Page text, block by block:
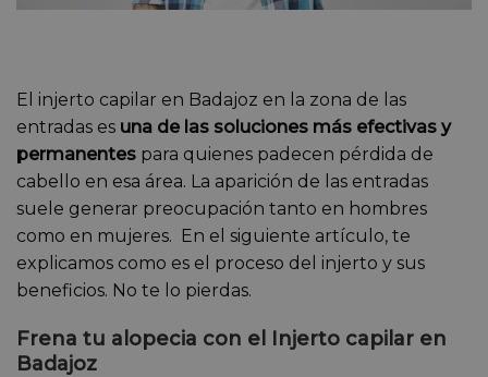
El injerto capilar en Badajoz en la zona de las
entradas es una de las soluciones más efectivas y
permanentes para quienes padecen pérdida de
cabello en esa área. La aparición de las entradas
suele generar preocupación tanto en hombres
como en mujeres. En el siguiente artículo, te
explicamos como es el proceso del injerto y sus
beneficios. No te lo pierdas.
Frena tu alopecia con el Injerto capilar en
Badajoz